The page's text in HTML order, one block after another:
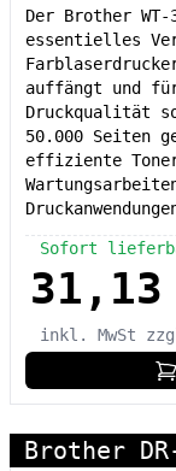
Der Brother
essentielles
auffängt und
Druckqualität
50.000 Seiten
effiziente
Sofort
inkl. MwSt
Brother